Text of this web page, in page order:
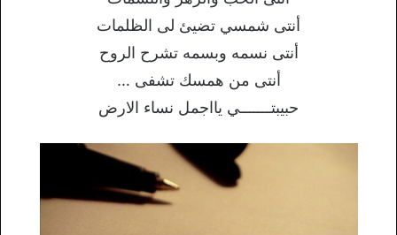
أنتى شمسي تضيئ لى الظلمات
أنتى نسمه وبسمه تشرح الروح
أنتى من همسك تشفى …
حبيبتـــــــي يااجمل نساء الارض